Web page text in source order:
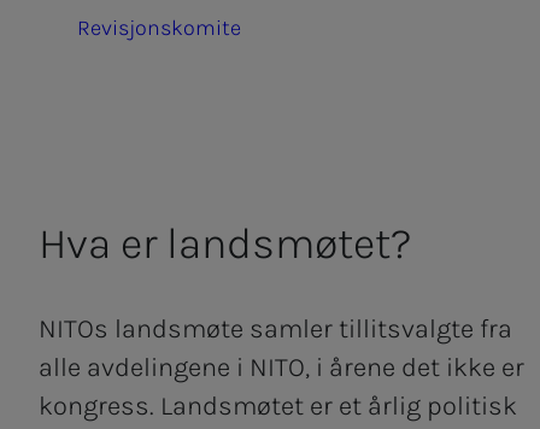
Revisjonskomite
Hva er lands­­­mø­­­tet?
NITOs landsmøte samler tillitsvalgte fra
alle avdelingene i NITO, i årene det ikke er
kongress. Landsmøtet er et årlig politisk